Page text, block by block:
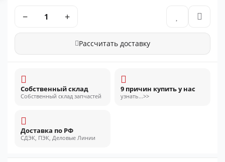
− +
Рассчитать доставку
Собственный склад
Собственный склад запчастей
9 причин купить у нас
узнать...>>
Доставка по РФ
СДЭК, ПЭК, Деловые Линии